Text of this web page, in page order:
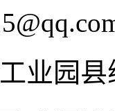
业园县